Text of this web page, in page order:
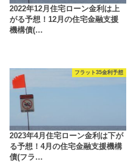
2022年12月住宅ローン金利は上
がる予想！12月の住宅金融支援
機構債(…
フラット35金利予想
2023年4月住宅ローン金利は下が
る予想！4月の住宅金融支援機構
債(フラ…